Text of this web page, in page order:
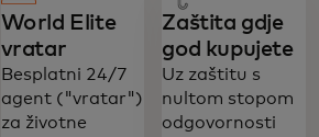
World Elite
vratar
Besplatni 24/7
agent ("vratar")
za životne
Zaštita gdje
god kupujete
Uz zaštitu s
nultom stopom
odgovornosti